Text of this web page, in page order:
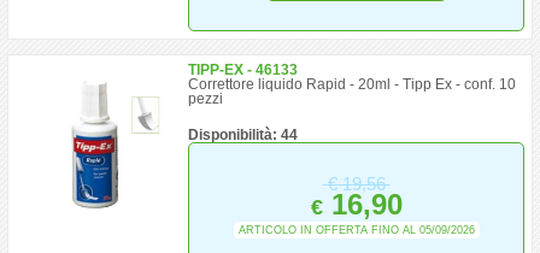
TIPP-EX - 46133
Correttore liquido Rapid - 20ml - Tipp Ex - conf. 10
pezzi
Disponibilità: 44
€19,56
€16,90
ARTICOLO IN OFFERTA FINO AL 05/09/2026